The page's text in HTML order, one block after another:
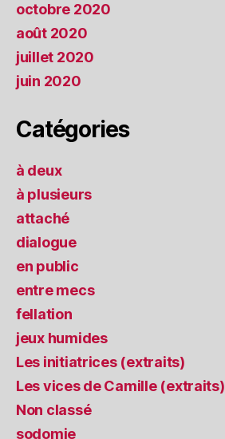
octobre 2020
août 2020
juillet 2020
juin 2020
Catégories
à deux
à plusieurs
attaché
dialogue
en public
entre mecs
fellation
jeux humides
Les initiatrices (extraits)
Les vices de Camille (extraits)
Non classé
sodomie